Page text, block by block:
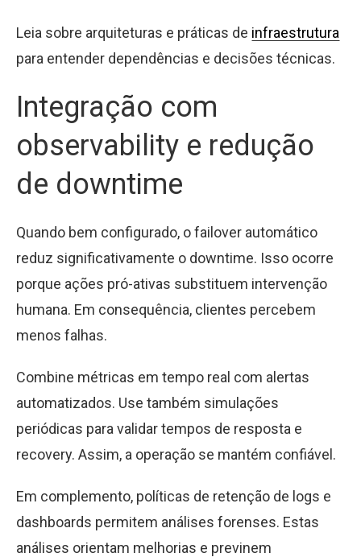
Leia sobre arquiteturas e práticas de infraestrutura
para entender dependências e decisões técnicas.
Integração com
observability e redução
de downtime
Quando bem configurado, o failover automático
reduz significativamente o downtime. Isso ocorre
porque ações pró-ativas substituem intervenção
humana. Em consequência, clientes percebem
menos falhas.
Combine métricas em tempo real com alertas
automatizados. Use também simulações
periódicas para validar tempos de resposta e
recovery. Assim, a operação se mantém confiável.
Em complemento, políticas de retenção de logs e
dashboards permitem análises forenses. Estas
análises orientam melhorias e previnem